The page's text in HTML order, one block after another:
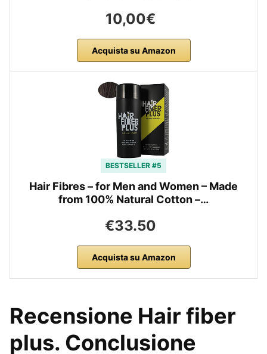
10,00€
Acquista su Amazon
BESTSELLER #5
Hair Fibres – for Men and Women – Made
from 100% Natural Cotton –…
€33.50
Acquista su Amazon
Recensione Hair fiber
plus. Conclusione